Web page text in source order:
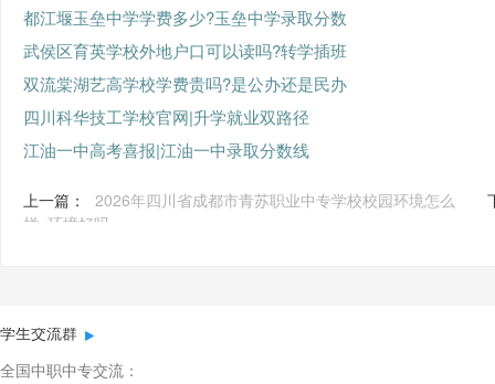
都江堰玉垒中学学费多少?玉垒中学录取分数
武侯区育英学校外地户口可以读吗?转学插班
双流棠湖艺高学校学费贵吗?是公办还是民办
四川科华技工学校官网|升学就业双路径
江油一中高考喜报|江油一中录取分数线
上一篇：
2026年四川省成都市青苏职业中专学校校园环境怎么
样_环境好吗
学生交流群
全国中职中专交流：